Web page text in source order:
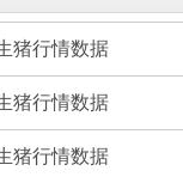
猪行情数据
猪行情数据
猪行情数据